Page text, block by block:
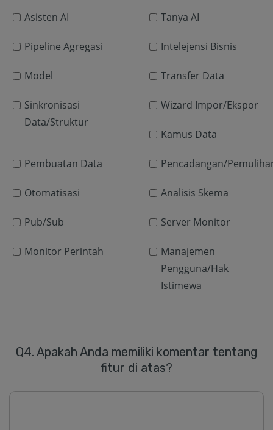
Asisten AI Tanya AI
Pipeline Agregasi Intelejensi Bisnis
Model Transfer Data
Sinkronisasi
Data/Struktur
Wizard Impor/Ekspor
Kamus Data
Pembuatan Data Pencadangan/
Otomatisasi Analisis Skema
Pub/Sub Server Monitor
Monitor Perintah
Manajemen
Pengguna/Hak
Istimewa
Q4. Apakah Anda memiliki komentar tentang
fitur di atas?